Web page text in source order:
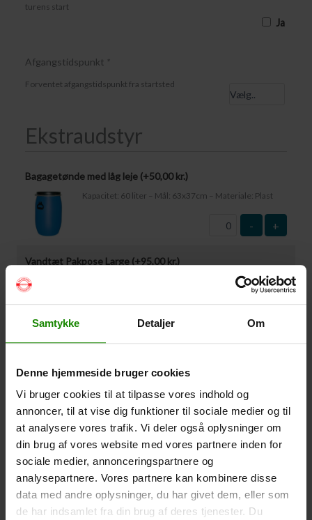
Samtykke Detaljer Om
Denne hjemmeside bruger cookies
Vi bruger cookies til at tilpasse vores indhold og
annoncer, til at vise dig funktioner til sociale medier og til
at analysere vores trafik. Vi deler også oplysninger om
din brug af vores website med vores partnere inden for
sociale medier, annonceringspartnere og
analysepartnere. Vores partnere kan kombinere disse
data med andre oplysninger, du har givet dem, eller som
de har indsamlet fra din brug af deres tjenester. Du
turens start
Ja
Afgangstidspunkt *
Forventet afgangstidspunkt fra startsted
Ekstraudstyr
Bagagetønde med låg leje (+50,00kr.)
Kapacitet: 60 liter – Mål: 63x37cm – Materiale: Plast
- +
Vandtæt Pakpose Large (+95,00kr.)
Volumen: 36 liter – Størrelse: 30x30x61cm. –
-
Volume: 6 liter – Størrelse: 18x18x35cm. – Materiale:
- +
Vandtæt Smartphone Etui (+
Størrelse 22,5×11,5cm. Telefonen kan betjenes når
den er i etuiet. Vandtæt ned til 1 meter.
-